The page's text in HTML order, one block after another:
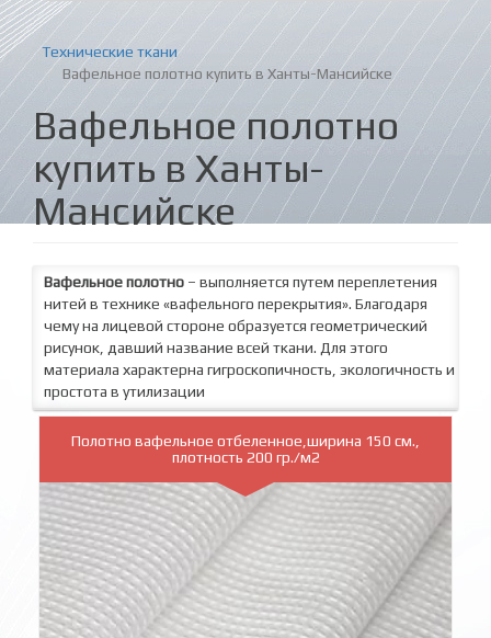
Технические ткани
Вафельное полотно купить в Ханты-Мансийске
Вафельное полотно
купить в Ханты-
Мансийске
Вафельное полотно – выполняется путем переплетения
нитей в технике «вафельного перекрытия». Благодаря
чему на лицевой стороне образуется геометрический
рисунок, давший название всей ткани. Для этого
материала характерна гигроскопичность, экологичность и
простота в утилизации
Полотно вафельное отбеленное,ширина 150 см.,
плотность 200 гр./м2